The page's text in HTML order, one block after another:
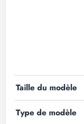
Taille du modèle
Type de modèle